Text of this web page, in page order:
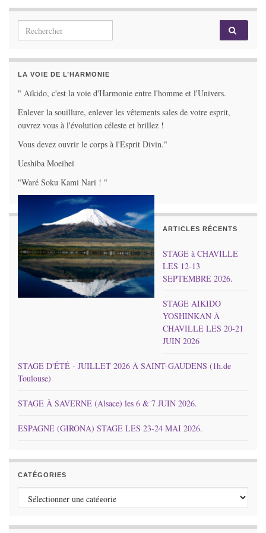
Search for:
LA VOIE DE L’HARMONIE
" Aïkido, c'est la voie d'Harmonie entre l'homme et l'Univers.
Enlever la souillure, enlever les vêtements sales de votre esprit,
ouvrez vous à l'évolution céleste et brillez !
Vous devez ouvrir le corps à l'Esprit Divin."
Ueshiba Moeiheï
"Waré Soku Kami Nari ! "
ARTICLES RÉCENTS
STAGE à CHAVILLE
LES 12-13
SEPTEMBRE 2026.
STAGE AIKIDO
YOSHINKAN À
CHAVILLE LES 20-21
JUIN 2026
STAGE D'ÉTÉ - JUILLET 2026 À SAINT-GAUDENS (1h.de
Toulouse)
STAGE À SAVERNE (Alsace) les 6 & 7 JUIN 2026.
ESPAGNE (GIRONA) STAGE LES 23-24 MAI 2026.
CATÉGORIES
Catégories